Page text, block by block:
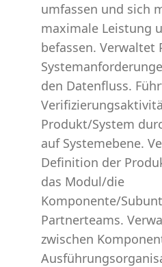
umfassen und sich
maximale Leistung
befassen. Verwaltet
den Datenfluss.
Produkt/System
auf Systemebene.
Definition der
das Modul/die
Komponente/
Partnerteams.
zwischen